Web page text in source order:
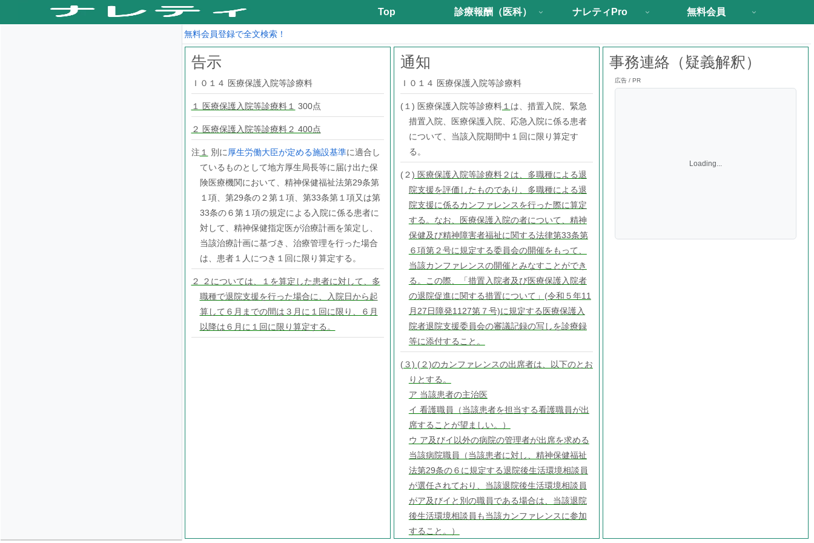
Top 診療報酬（医科） ナレティPro 無料会員
無料会員登録で全文検索！
告示
Ｉ０１４ 医療保護入院等診療料
１ 医療保護入院等診療料１ 300点
２ 医療保護入院等診療料２ 400点
注 １ 別に 厚生労働大臣が定める施設基準に適合し
ているものとして地方厚生局長等に届け出た保
険医療機関において、精神保健福祉法第29条第
１項、第29条の２第１項、第33条第１項又は第
33条の６第１項の規定による入院に係る患者に
対して、精神保健指定医が治療計画を策定し、
当該治療計画に基づき、治療管理を行った場合
は、患者１人につき１回に限り算定する。
２ ２については、１を算定した患者に対して、多
職種で退院支援を行った場合に、入院日から起
算して６月までの間は３月に１回に限り、６月
以降は６月に１回に限り算定する。
通知
Ｉ０１４ 医療保護入院等診療料
(１) 医療保護入院等診療料１ は、措置入院、緊急
措置入院、医療保護入院、応急入院に係る患者
について、当該入院期間中１回に限り算定す
る。
(２) 医療保護入院等診療料２は、多職種による退
院支援を評価したものであり、多職種による退
院支援に係るカンファレンスを行った際に算定
する。なお、医療保護入院の者について、精神
保健及び精神障害者福祉に関する法律第33条第
６項第２号に規定する委員会の開催をもって、
当該カンファレンスの開催とみなすことができ
る。この際、「措置入院者及び医療保護入院者
の退院促進に関する措置について」(令和５年11
月27日障発1127第７号)に規定する医療保護入
院者退院支援委員会の審議記録の写しを診療録
等に添付すること。
(３) (２)のカンファレンスの出席者は、以下のとお
りとする。
ア 当該患者の主治医
イ 看護職員（当該患者を担当する看護職員が出
席することが望ましい。）
ウ ア及びイ以外の病院の管理者が出席を求める
当該病院職員（当該患者に対し、精神保健福祉
法第29条の６に規定する退院後生活環境相談員
が選任されており、当該退院後生活環境相談員
がア及びイと別の職員である場合は、当該退院
後生活環境相談員も当該カンファレンスに参加
すること。）
事務連絡（疑義解釈）
広告 / PR
Loading...